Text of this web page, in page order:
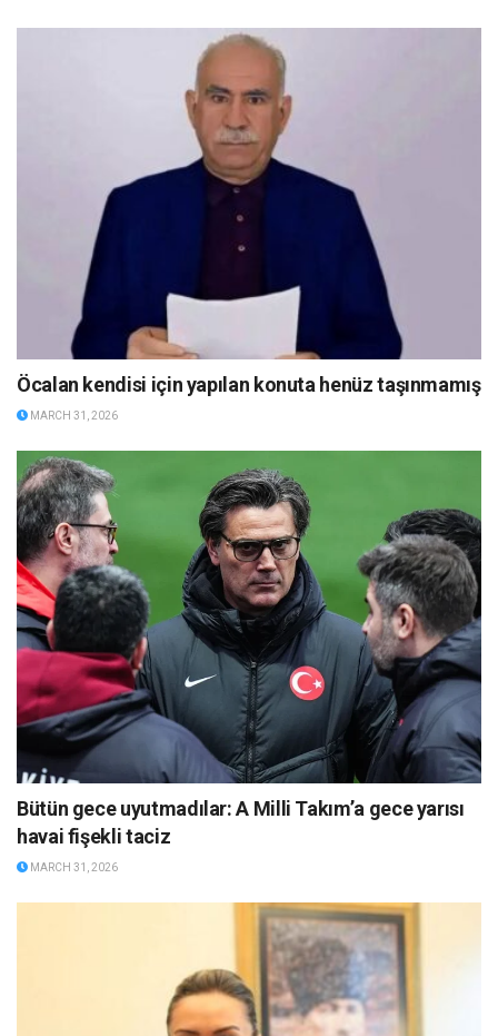
Öcalan kendisi için yapılan konuta henüz taşınmamış
MARCH 31, 2026
Bütün gece uyutmadılar: A Milli Takım’a gece yarısı
havai fişekli taciz
MARCH 31, 2026